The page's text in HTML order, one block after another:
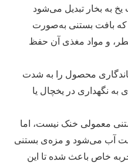
به بخار تبدیل می‌شود
که بافت بستنی به‌صورت
و مواد مغذی آن حفظ
ماندگاری محصول را به‌ شدت
به نگهداری در یخچال یا
معمولی خنک نیست، اما
آب می‌شود و مزه‌ی بستنی
خاص باعث شده تا این